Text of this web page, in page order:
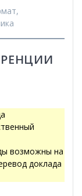
возможны на
доклада